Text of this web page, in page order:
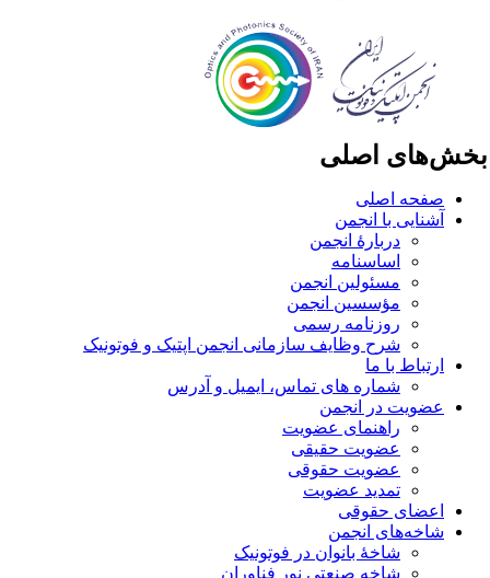
اصلی
صفحه اصلی
آشنایی با انجمن
دربارۀ انجمن
اساسنامه
مسئولین انجمن
مؤسسین انجمن
روزنامه رسمی
شرح وظایف سازمانی انجمن اپتیک و فوتونیک
ارتباط با ما
شماره های تماس، ایمیل و آدرس
عضویت در انجمن
راهنمای عضویت
عضویت حقیقی
عضویت حقوقی
تمدید عضویت
اعضای حقوقی
شاخه‌های انجمن
شاخۀ بانوان در فوتونیک
شاخه صنعتی نور فناوران